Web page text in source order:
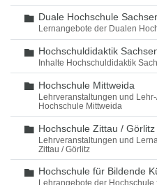
Ordner
Duale Hochschule
Lernangebote der Dualen
Ordner
Hochschuldidaktik
Inhalte Hochschuldidaktik
Ordner
Hochschule Mittweida
Lehrveranstaltungen und
Hochschule Mittweida
Ordner
Hochschule Zittau / Görlitz
Lehrveranstaltungen und
Zittau / Görlitz
Ordner
Hochschule für Bildende
Lehrangebote der